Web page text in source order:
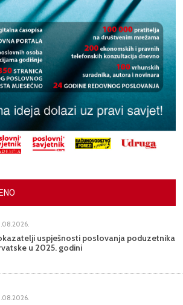
uspješnosti poslovanja poduzetnika
u 2025. godini